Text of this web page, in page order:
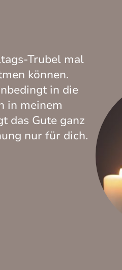
Trubel mal
können.
in die
in meinem
das Gute ganz
nur für dich.